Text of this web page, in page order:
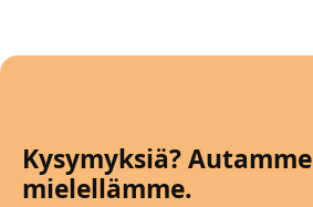
Kysymyksiä? Autamme
mielellämme.